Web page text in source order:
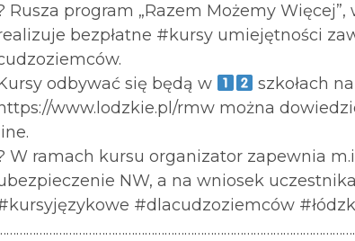
Rusza program „Razem Możemy
bezpłatne #kursy umiejętności
odbywać się będą w
szkołach
https://www.lodzkie.pl/rmw można
line.
W ramach kursu organizator zapewnia
NW, a na wniosek
#dlacudzoziemców